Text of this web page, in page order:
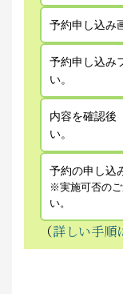
予約申し込み
予約申し込み
い。
内容を確認後
い。
予約の申し込
※実施可否のご
い。
（詳しい手順